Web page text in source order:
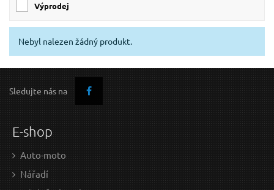
Výprodej
Nebyl nalezen žádný produkt.
Sledujte nás na
E-shop
Auto-moto
Nářadí